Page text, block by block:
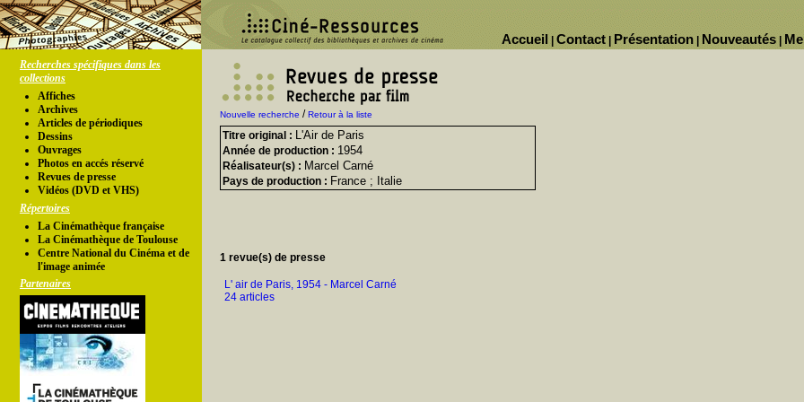
Nouveautés
Présentation
Contact
Accueil
Recherches spécifiques dans les
collections
Affiches
Archives
Articles de périodiques
Dessins
Ouvrages
Photos en accés réservé
Revues de presse
Vidéos (DVD et VHS)
Répertoires
La Cinémathèque française
La Cinémathèque de Toulouse
Centre National du Cinéma et de
l'image animée
Partenaires
Nouvelle recherche /Retour à la liste
Titre original : L'Air de Paris
Année de production : 1954
Réalisateur(s) : Marcel Carné
Pays de production : France ; Italie
1 revue(s) de presse
L' air de Paris, 1954 - Marcel Carné
24 articles